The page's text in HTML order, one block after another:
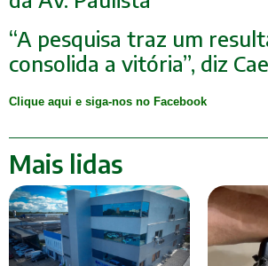
“A pesquisa traz um
consolida a vitória”, diz
Clique aqui e siga-nos no Facebook
Mais lidas